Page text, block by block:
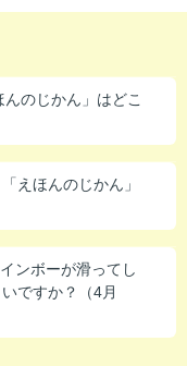
のじかん」はどこ
えほんのじかん」
ンボーが滑ってし
ですか？（4月